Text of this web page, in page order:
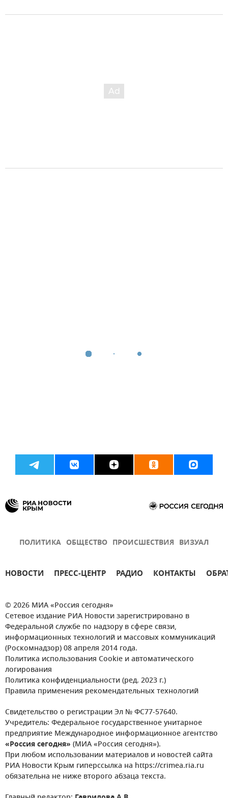
ПОЛИТИКА ОБЩЕСТВО ПРОИСШЕСТВИЯ ВИЗУАЛ
НОВОСТИ ПРЕСС-ЦЕНТР РАДИО КОНТАКТЫ
© 2026 МИА «Россия сегодня»
Сетевое издание РИА Новости зарегистрировано в
Федеральной службе по надзору в сфере связи,
информационных технологий и массовых коммуникаций
(Роскомнадзор) 08 апреля 2014 года.
Политика использования Cookie и автоматического
логирования
Политика конфиденциальности (ред. 2023 г.)
Правила применения рекомендательных технологий
Свидетельство о регистрации Эл № ФС77-57640.
Учредитель: Федеральное государственное унитарное
предприятие Международное информационное агентство
«Россия сегодня» (МИА «Россия сегодня»).
При любом использовании материалов и новостей сайта
РИА Новости Крым гиперссылка на https://crimea.ria.ru
обязательна не ниже второго абзаца текста.